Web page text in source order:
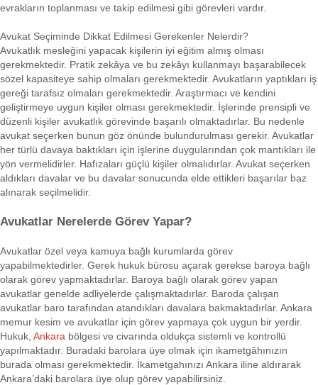
evrakların toplanması ve takip edilmesi gibi görevleri vardır.
Avukat Seçiminde Dikkat Edilmesi Gerekenler Nelerdir?
Avukatlık mesleğini yapacak kişilerin iyi eğitim almış olması
gerekmektedir. Pratik zekâya ve bu zekâyı kullanmayı başarabilecek
sözel kapasiteye sahip olmaları gerekmektedir. Avukatların yaptıkları iş
gereği tarafsız olmaları gerekmektedir. Araştırmacı ve kendini
geliştirmeye uygun kişiler olması gerekmektedir. İşlerinde prensipli ve
düzenli kişiler avukatlık görevinde başarılı olmaktadırlar. Bu nedenle
avukat seçerken bunun göz önünde bulundurulması gerekir. Avukatlar
her türlü davaya baktıkları için işlerine duygularından çok mantıkları ile
yön vermelidirler. Hafızaları güçlü kişiler olmalıdırlar. Avukat seçerken
aldıkları davalar ve bu davalar sonucunda elde ettikleri başarılar baz
alınarak seçilmelidir.
Avukatlar Nerelerde Görev Yapar?
Avukatlar özel veya kamuya bağlı kurumlarda görev
yapabilmektedirler. Gerek hukuk bürosu açarak gerekse baroya bağlı
olarak görev yapmaktadırlar. Baroya bağlı olarak görev yapan
avukatlar genelde adliyelerde çalışmaktadırlar. Baroda çalışan
avukatlar baro tarafından atandıkları davalara bakmaktadırlar. Ankara
memur kesim ve avukatlar için görev yapmaya çok uygun bir yerdir.
Hukuk, Ankara bölgesi ve civarında oldukça sistemli ve kontrollü
yapılmaktadır. Buradaki barolara üye olmak için ikametgâhınızın
burada olması gerekmektedir. İkametgahınızı Ankara iline aldırarak
Ankara’daki barolara üye olup görev yapabilirsiniz.